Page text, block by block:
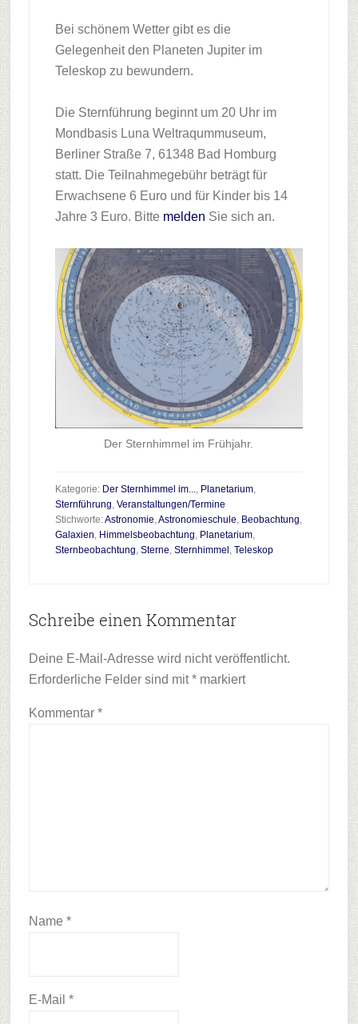
Bei schönem Wetter gibt es die
Gelegenheit den Planeten Jupiter im
Teleskop zu bewundern.
Die Sternführung beginnt um 20 Uhr im
Mondbasis Luna Weltraqummuseum,
Berliner Straße 7, 61348 Bad Homburg
statt. Die Teilnahmegebühr beträgt für
Erwachsene 6 Euro und für Kinder bis 14
Jahre 3 Euro. Bitte melden Sie sich an.
Der Sternhimmel im Frühjahr.
Kategorie: Der Sternhimmel im..., Planetarium,
Sternführung, Veranstaltungen/Termine
Stichworte:Astronomie,Astronomieschule, Beobachtung,
Galaxien, Himmelsbeobachtung, Planetarium,
Sternbeobachtung, Sterne, Sternhimmel , Teleskop
Leser-
Schreibe einen Kommentar
Deine E-Mail-Adresse wird nicht veröffentlicht.
Erforderliche Felder sind mit*markiert
Kommentar *
Name *
E-Mail *